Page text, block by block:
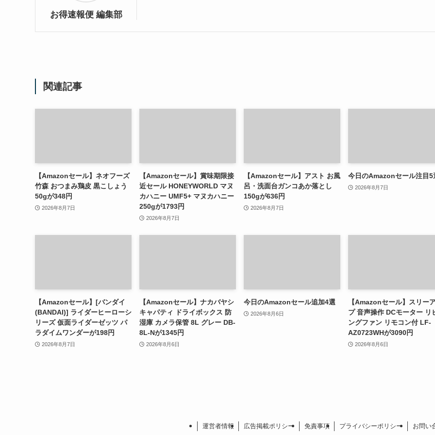
お得速報便 編集部
関連記事
【Amazonセール】ネオフーズ
竹森 おつまみ鶏皮 黒こしょう
50gが348円
2026年8月7日
【Amazonセール】賞味期限接
近セール HONEYWORLD マヌ
カハニー UMF5+ マヌカハニー
250gが1793円
2026年8月7日
【Amazonセール】アスト お風
呂・洗面台ガンコあか落とし
150gが636円
2026年8月7日
今日のAmazonセール注目5
2026年8月7日
【Amazonセール】[バンダイ
(BANDAI)] ライダーヒーローシ
リーズ 仮面ライダーゼッツ パ
ラダイムワンダーが198円
2026年8月7日
【Amazonセール】ナカバヤシ
キャパティ ドライボックス 防
湿庫 カメラ保管 8L グレー DB-
8L-Nが1345円
2026年8月6日
今日のAmazonセール追加4選
2026年8月6日
【Amazonセール】スリー
プ 音声操作 DCモーター リ
ングファン リモコン付 LF-
AZ0723WHが3090円
2026年8月6日
運営者情報 広告掲載ポリシー 免責事項 プライバシーポリシー お問い